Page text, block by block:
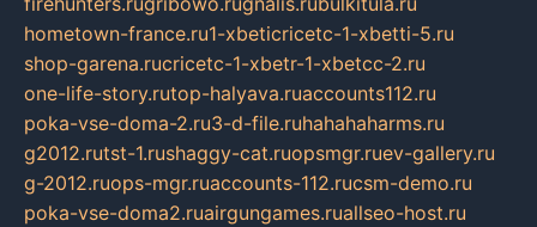
hometown-france.ru1-xbeticricetc-1-xbetti-5.ru
shop-garena.rucricetc-1-xbetr-1-xbetcc-2.ru
one-life-story.rutop-halyava.ruaccounts112.ru
poka-vse-doma-2.ru3-d-file.ruhahahaharms.ru
g2012.rutst-1.rushaggy-cat.ruopsmgr.ruev-gallery.ru
g-2012.ruops-mgr.ruaccounts-112.rucsm-demo.ru
poka-vse-doma2.ruairgungames.ruallseo-host.ru